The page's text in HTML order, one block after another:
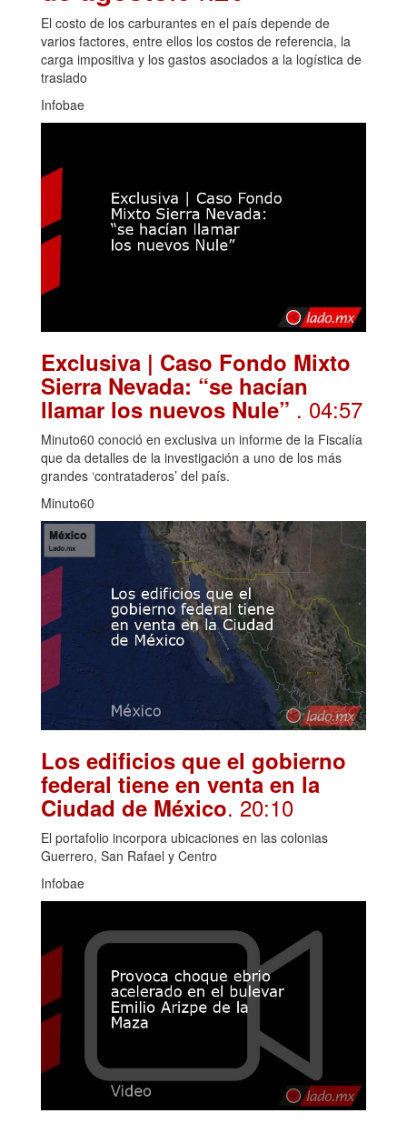
El costo de los carburantes en el país depende de
varios factores, entre ellos los costos de referencia, la
carga impositiva y los gastos asociados a la logística de
traslado
Infobae
Exclusiva | Caso Fondo Mixto
Sierra Nevada: “se hacían
llamar los nuevos Nule” . 04:57
Minuto60 conoció en exclusiva un informe de la Fiscalía
que da detalles de la investigación a uno de los más
grandes ‘contrataderos’ del país.
Minuto60
Los edificios que el gobierno
federal tiene en venta en la
Ciudad de México. 20:10
El portafolio incorpora ubicaciones en las colonias
Guerrero, San Rafael y Centro
Infobae